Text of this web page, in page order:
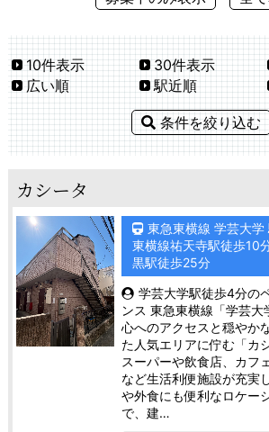
10件表示 30件表示
広い順
駅近順
条件を絞り込む
カシータ
東急東横線 学芸大学
東横線祐天寺駅徒歩10
黒駅徒歩25分
学芸大学駅徒歩4分の
ンス 東急東横線「学芸
心へのアクセスと穏やか
た人気エリアに佇む「カ
スーパーや飲食店、カフ
など生活利便施設が充実
や外食にも便利なロケー
で、建…